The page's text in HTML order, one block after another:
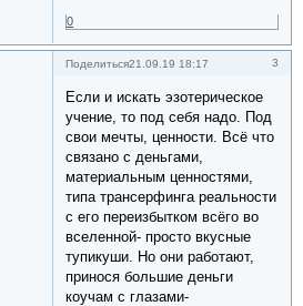
0
Поделиться 3
21.09.19 18:17
Если и искать эзотерическое
учение, то под себя надо. Под
свои мечты, ценности. Всё что
связано с деньгами,
материальным ценностями,
типа трансерфинга реальности
с его переизбытком всёго во
вселенной- просто вкусные
тупикуши. Но они работают,
принося большие деньги
коучам с глазами-